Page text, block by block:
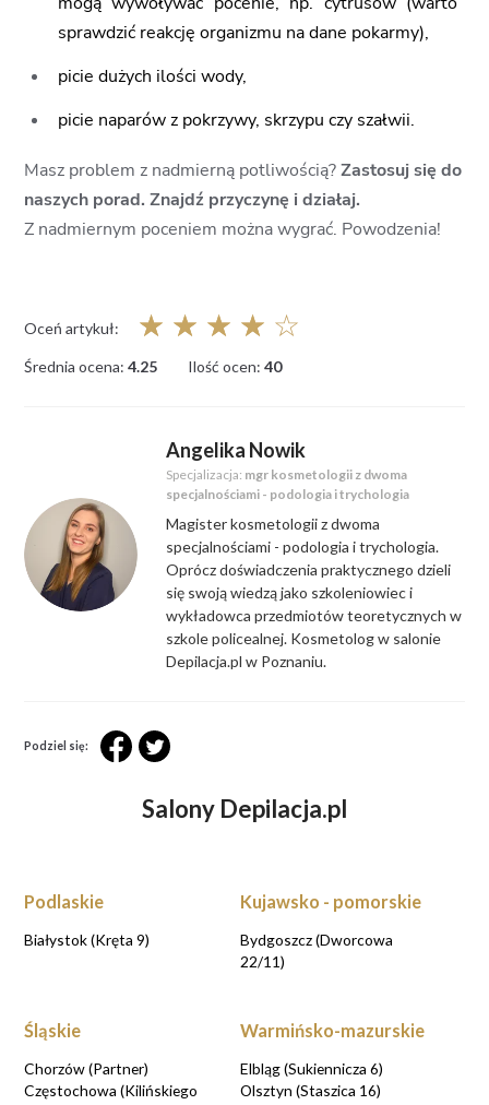
sprawdzić reakcję organizmu na dane pokarmy),
picie dużych ilości wody,
picie naparów z pokrzywy, skrzypu czy szałwii.
Masz problem z nadmierną potliwością?Zastosuj się do
naszych porad. Znajdź przyczynę i działaj.
Z nadmiernym poceniem można wygrać. Powodzenia!
Oceń artykuł: ☆ ☆ ☆ ☆ ☆
Średnia ocena: 4.25 Ilość ocen: 40
Angelika Nowik
Specjalizacja: mgr kosmetologii z dwoma
specjalnościami - podologia i trychologia
Magister kosmetologii z dwoma
specjalnościami - podologia i trychologia.
Oprócz doświadczenia praktycznego dzieli
się swoją wiedzą jako szkoleniowiec i
wykładowca przedmiotów teoretycznych w
szkole policealnej. Kosmetolog w salonie
Depilacja.pl w Poznaniu.
Podziel się:
Salony Depilacja.pl
Podlaskie
Białystok (Kręta 9)
Kujawsko - pomorskie
Bydgoszcz (Dworcowa
22/11)
Śląskie
Chorzów (Partner)
Częstochowa (Kilińskiego
Warmińsko-mazurskie
Elbląg (Sukiennicza 6)
Olsztyn (Staszica 16)